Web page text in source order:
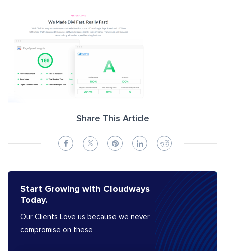
Share This Article
Start Growing with Cloudways
Today.
Our Clients Love us because we never
compromise on these